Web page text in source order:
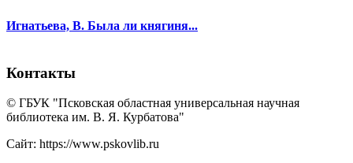
Игнатьева, В. Была ли княгиня...
Контакты
© ГБУК "Псковская областная универсальная научная
библиотека им. В. Я. Курбатова"
Сайт: https://www.pskovlib.ru